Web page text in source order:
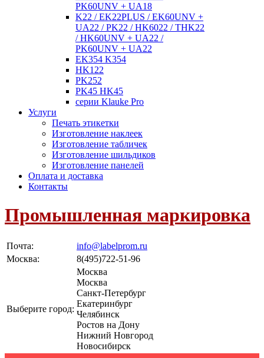
PK60UNV + UA18
K22 / EK22PLUS / EK60UNV +
UA22 / PK22 / HK6022 / THK22
/ HK60UNV + UA22 /
PK60UNV + UA22
EK354 K354
HK122
PK252
PK45 HK45
серии Klauke Pro
Услуги
Печать этикетки
Изготовление наклеек
Изготовление табличек
Изготовление шильдиков
Изготовление панелей
Оплата и доставка
Контакты
Промышленная маркировка
Почта:
info@labelprom.ru
Москва: 8(495)722-51-96
Выберите город:
Москва
Москва
Санкт-Петербург
Екатеринбург
Челябинск
Ростов на Дону
Нижний Новгород
Новосибирск